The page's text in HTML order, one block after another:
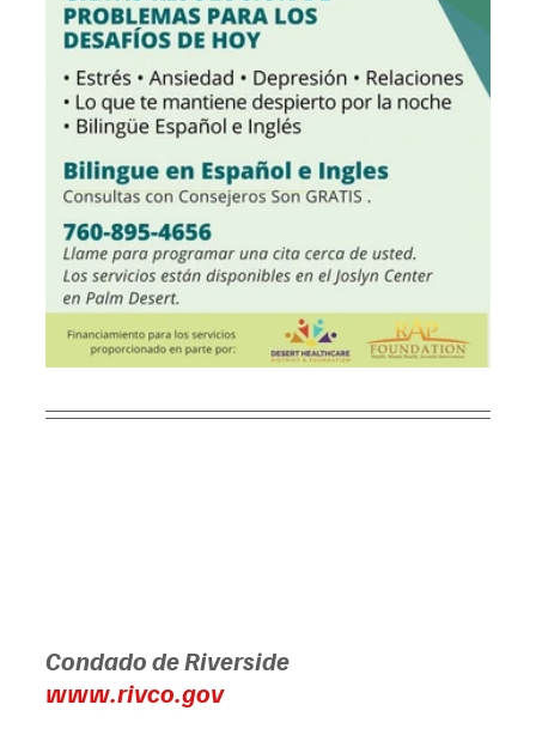
Condado de Riverside
www.rivco.gov